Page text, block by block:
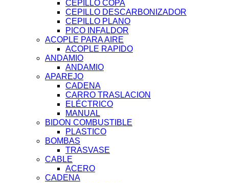
CEPILLO COPA
CEPILLO DESCARBONIZADOR
CEPILLO PLANO
PICO INFALDOR
ACOPLE PARA AIRE
ACOPLE RAPIDO
ANDAMIO
ANDAMIO
APAREJO
CADENA
CARRO TRASLACION
ELÉCTRICO
MANUAL
BIDON COMBUSTIBLE
PLASTICO
BOMBAS
TRASVASE
CABLE
ACERO
CADENA